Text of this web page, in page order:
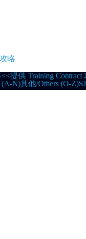
略
提供 Training Contract
(A-N)其他/Others (O-Z)